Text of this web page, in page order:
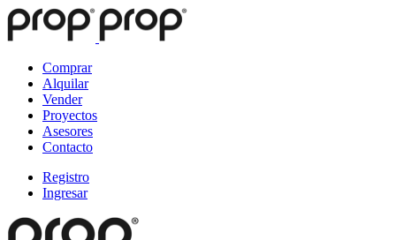
Comprar
Alquilar
Vender
Proyectos
Asesores
Contacto
Registro
Ingresar